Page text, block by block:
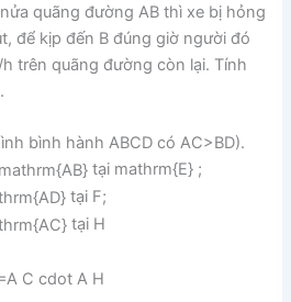
quãng đường AB thì xe bị hỏng
để kịp đến B đúng giờ người đó
trên quãng đường còn lại. Tính
bình hành ABCD có AC>BD).
tại mathrm{E} ;
tại F;
tại H